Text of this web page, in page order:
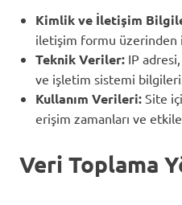
Kimlik ve İletişim
iletişim formu üzerinden
Teknik Veriler: IP
ve işletim sistemi
Kullanım Verileri: Site
erişim zamanları ve
Veri Toplama